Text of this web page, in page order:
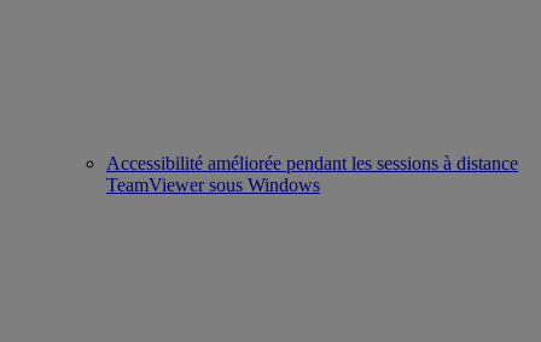
Accessibilité améliorée pendant les sessions à distance
TeamViewer sous Windows